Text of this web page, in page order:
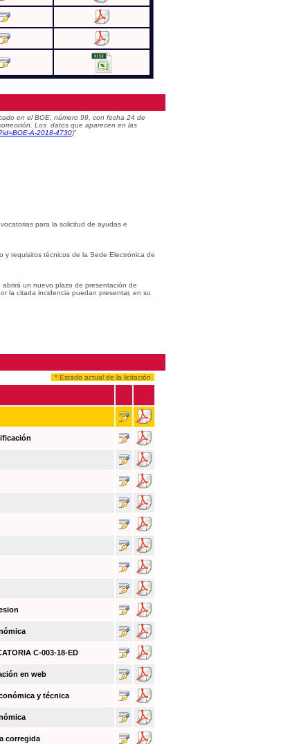
en el BOE, número 99, con fecha 24 de
Los datos que aparecen en las
A-2018-4730)”
para la solicitud de ayudas e
y requisitos técnicos de la Sede Electrónica de
un nuevo plazo de presentación de
la citada incidencia puedan presentar, en su
* Estado actual de la licitación
C-003-18-ED
en web
y técnica
corregida